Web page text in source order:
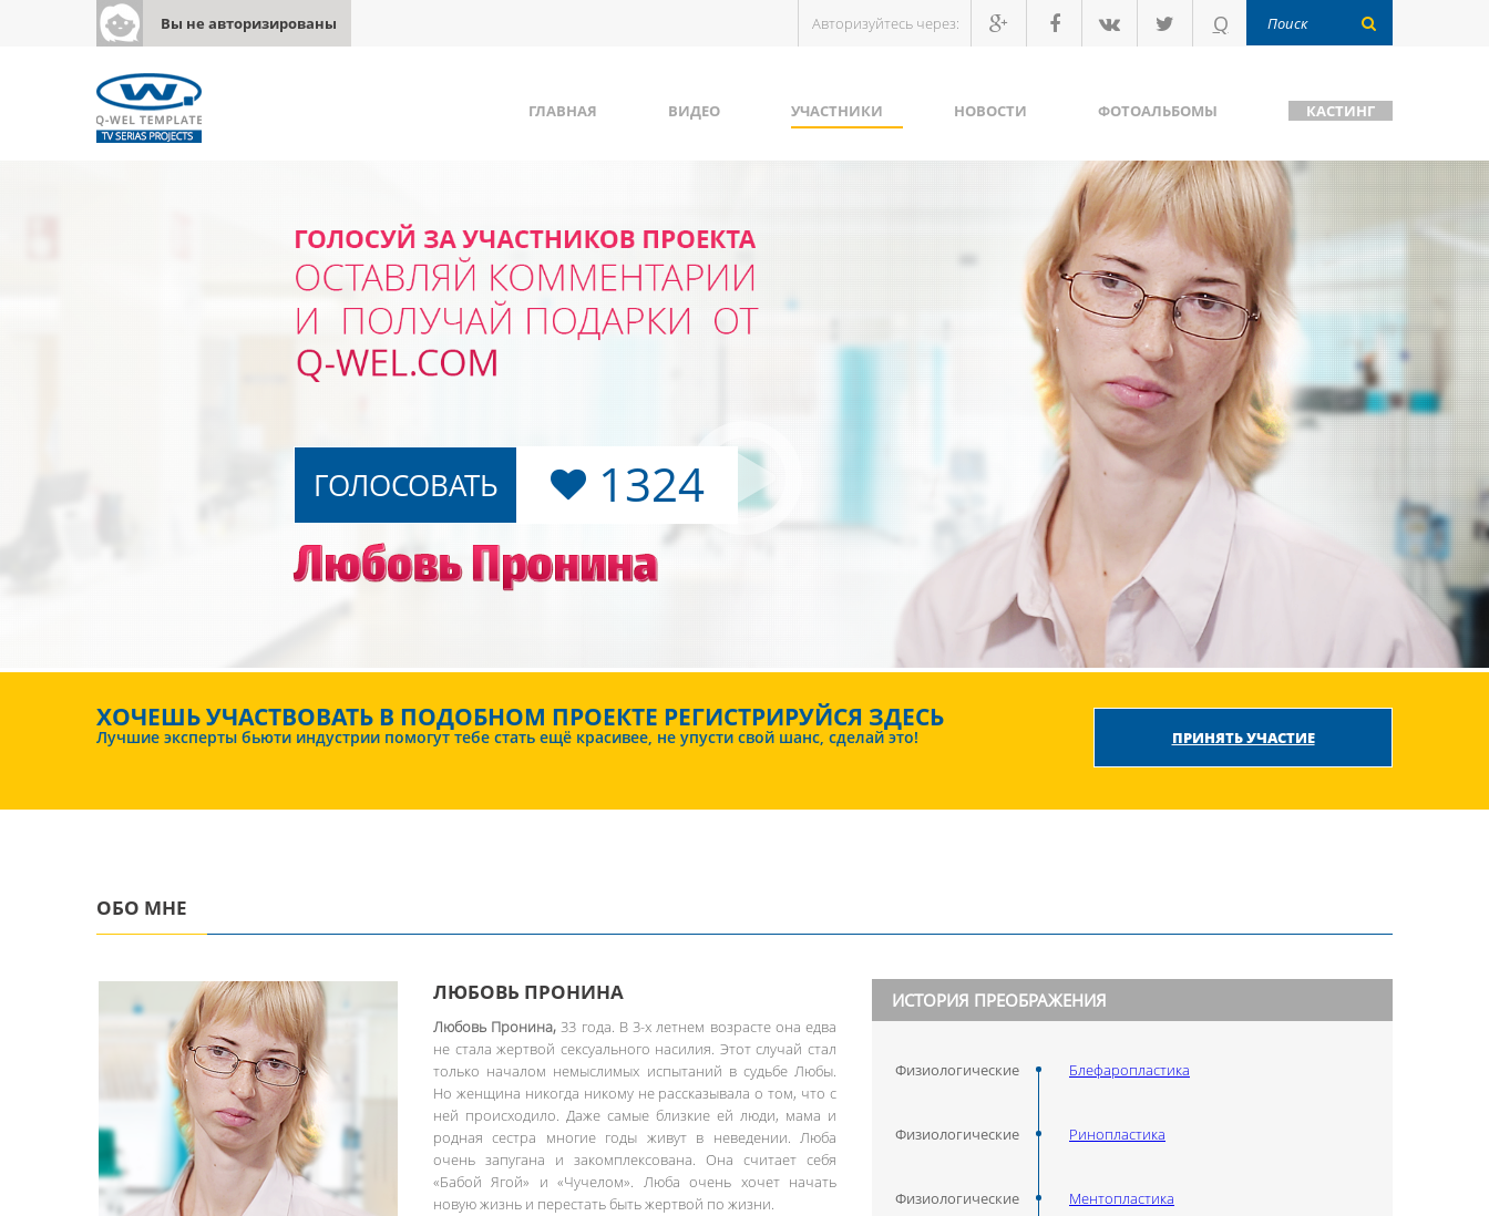
Вы не авторизированы Авторизуйтесь через: Q
ГЛАВНАЯ ВИДЕО УЧАСТНИКИ НОВОСТИ ФОТОАЛЬБОМЫ КАСТИНГ
ГОЛОСОВАТЬ 1324
ХОЧЕШЬ УЧАСТВОВАТЬ В ПОДОБНОМ ПРОЕКТЕ РЕГИСТРИРУЙСЯ ЗДЕСЬ
Лучшие эксперты бьюти индустрии помогут тебе стать ещё красивее, не упусти свой шанс, сделай это! ПРИНЯТЬ УЧАСТИЕ
ОБО МНЕ
ЛЮБОВЬ ПРОНИНА
Любовь Пронина, 33 года. В 3-х летнем возрасте она едва
не стала жертвой сексуального насилия. Этот случай стал
только началом немыслимых испытаний в судьбе Любы.
Но женщина никогда никому не рассказывала о том, что с
ней происходило. Даже самые близкие ей люди, мама и
родная сестра многие годы живут в неведении. Люба
очень запугана и закомплексована. Она считает себя
«Бабой Ягой» и «Чучелом». Люба очень хочет начать
новую жизнь и перестать быть жертвой по жизни.
ИСТОРИЯ ПРЕОБРАЖЕНИЯ
Физиологические Блефаропластика
Физиологические Ринопластика
Физиологические Ментопластика